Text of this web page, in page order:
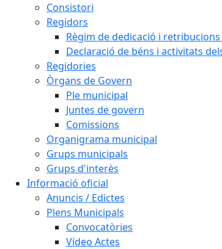
Consistori
Regidors
Règim de dedicació i
Declaració de béns i activitats
Regidories
Òrgans de Govern
Ple municipal
Juntes de govern
Comissions
Organigrama municipal
Grups municipals
Grups d'interès
Informació oficial
Anuncis / Edictes
Plens Municipals
Convocatòries
Vídeo Actes